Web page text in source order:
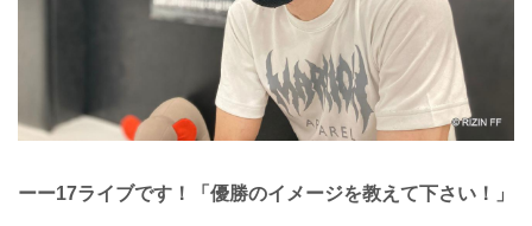
ーー17ライブです！「優勝のイメージを教えて下さい！」